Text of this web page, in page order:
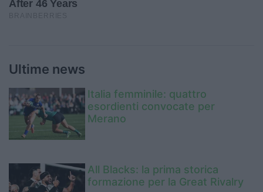
Ultime news
Italia femminile: quattro
esordienti convocate per
Merano
All Blacks: la prima storica
formazione per la Great Rivalry